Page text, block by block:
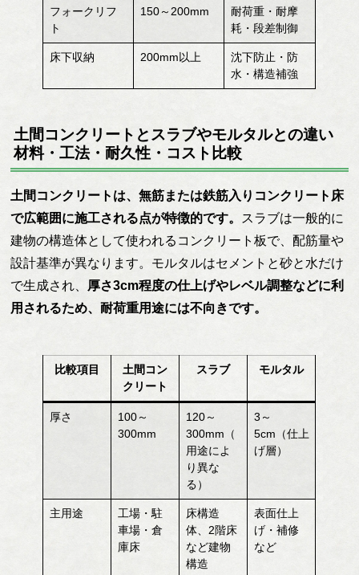
フォークリフ
ト
150～200mm
耐荷重・耐摩
耗・段差制御
床下収納 200mm以上
沈下防止・防
水・構造補強
土間コンクリートとスラブやモルタルとの違い
材料・工法・耐久性・コスト比較
土間コンクリートは、無筋または鉄筋入りコンクリート床
で広範囲に施工される点が特徴的です。 スラブは一般的に
建物の構造体として使われるコンクリート板で、配筋量や
設計基準が異なります。モルタルはセメントと砂と水だけ
で生成され、 厚さ3cm程度の仕上げやレベル調整などに利
用されるため、耐荷重用途には不向きです。
比較項目
土間コン
クリート
スラブ モルタル
厚さ
100～
300mm
120～
300mm（
用途によ
り異な
る）
3～
5cm（仕上
げ層）
主用途
工場・駐
車場・倉
庫床
床構造
体、2階床
など建物
構造
表面仕上
げ・補修
など